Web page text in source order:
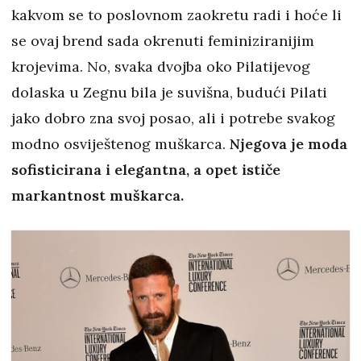
kakvom se to poslovnom zaokretu radi i hoće li
se ovaj brend sada okrenuti feminiziranijim
krojevima. No, svaka dvojba oko Pilatijevog
dolaska u Zegnu bila je suvišna, budući Pilati
jako dobro zna svoj posao, ali i potrebe svakog
modno osviještenog muškarca. Njegova je moda
sofisticirana i elegantna, a opet ističe
markantnost muškarca.